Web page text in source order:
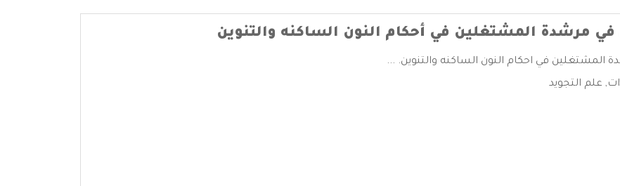
في مرشدة المشتغلين في أحكام النون الساكنه والتنوين
المشتغلين في احكام النون الساكنه والتنوين. ...
, علم التجويد